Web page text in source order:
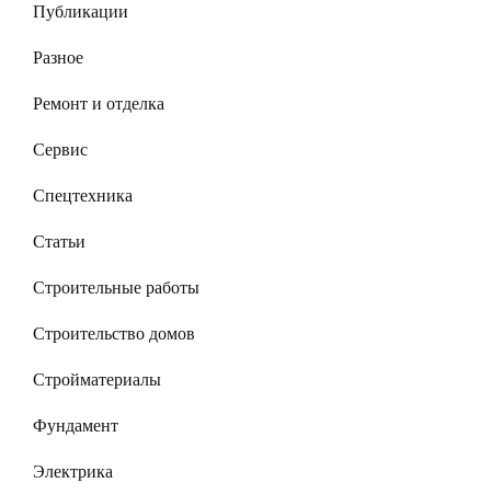
Публикации
Разное
Ремонт и отделка
Сервис
Спецтехника
Статьи
Строительные работы
Строительство домов
Стройматериалы
Фундамент
Электрика